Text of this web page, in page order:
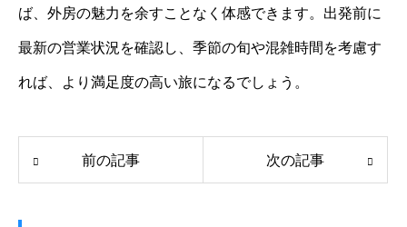
ば、外房の魅力を余すことなく体感できます。出発前に
最新の営業状況を確認し、季節の旬や混雑時間を考慮す
れば、より満足度の高い旅になるでしょう。
前の記事 次の記事